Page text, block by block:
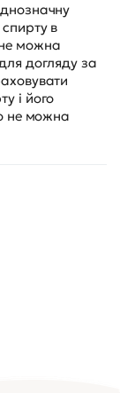
в
можна
догляду за
і його
не можна